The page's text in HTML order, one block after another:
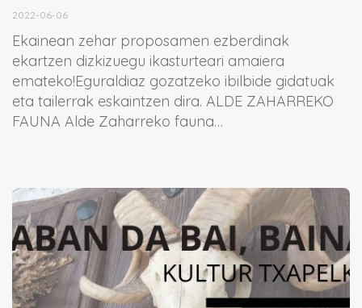
2022-06-06
Ekainean zehar proposamen ezberdinak
ekartzen dizkizuegu ikasturteari amaiera
emateko!Eguraldiaz gozatzeko ibilbide gidatuak
eta tailerrak eskaintzen dira. ALDE ZAHARREKO
FAUNA Alde Zaharreko fauna…